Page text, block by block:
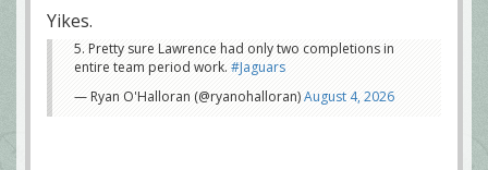
Yikes.
5. Pretty sure Lawrence had only two completions in
entire team period work. #Jaguars
— Ryan O'Halloran (@ryanohalloran)August 4, 2026